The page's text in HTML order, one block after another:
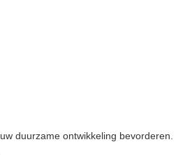
duurzame ontwikkeling bevorderen.